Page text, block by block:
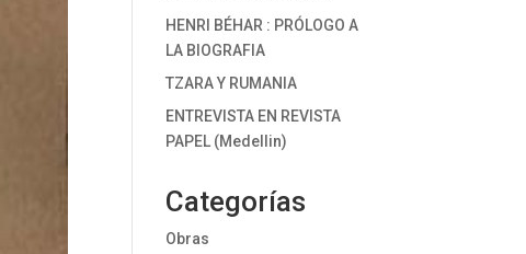
HENRI BÉHAR : PRÓLOGO A
LA BIOGRAFIA
TZARA Y RUMANIA
ENTREVISTA EN REVISTA
PAPEL (Medellin)
Categorías
Obras